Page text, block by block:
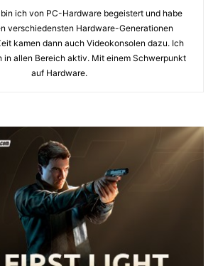
ich von PC-Hardware begeistert und habe
verschiedensten Hardware-Generationen
kamen dann auch Videokonsolen dazu. Ich
in allen Bereich aktiv. Mit einem Schwerpunkt
auf Hardware.